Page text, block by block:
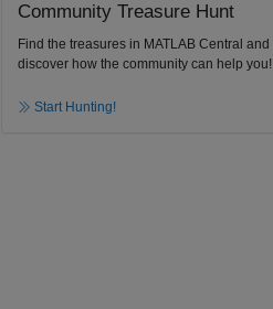
Community Treasure Hunt
Find the treasures in MATLAB Central and
discover how the community can help you!
Start Hunting!